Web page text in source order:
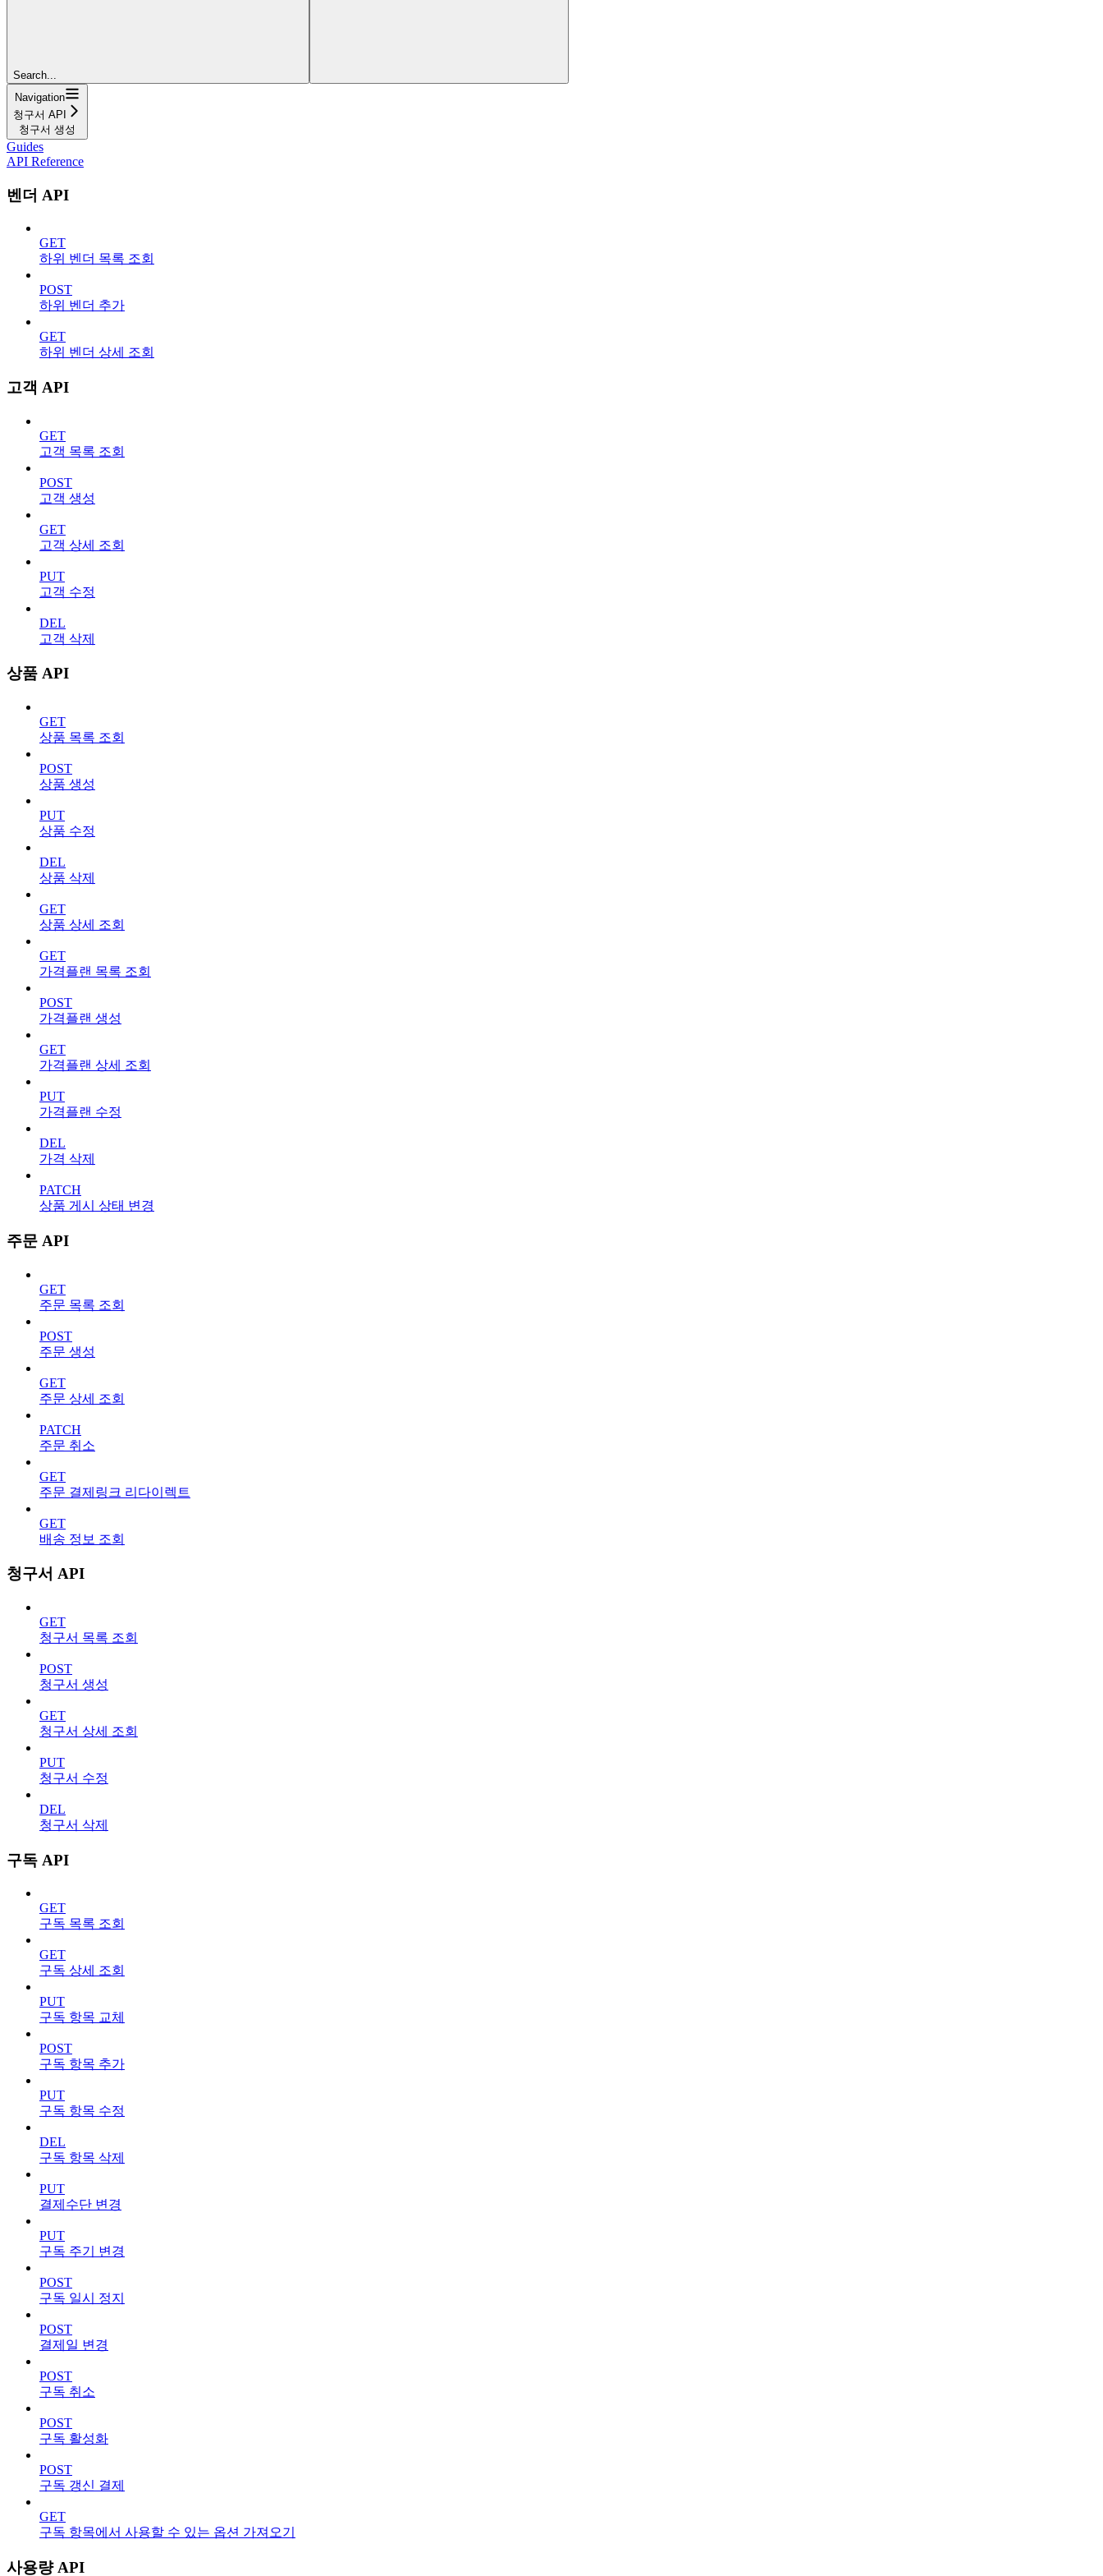
Search...
Navigation
청구서 API
청구서 생성
Guides
API Reference
벤더 API
GET
하위 벤더 목록 조회
POST
하위 벤더 추가
GET
하위 벤더 상세 조회
고객 API
GET
고객 목록 조회
POST
고객 생성
GET
고객 상세 조회
PUT
고객 수정
DEL
고객 삭제
상품 API
GET
상품 목록 조회
POST
상품 생성
PUT
상품 수정
DEL
상품 삭제
GET
상품 상세 조회
GET
가격플랜 목록 조회
POST
가격플랜 생성
GET
가격플랜 상세 조회
PUT
가격플랜 수정
DEL
가격 삭제
PATCH
상품 게시 상태 변경
주문 API
GET
주문 목록 조회
POST
주문 생성
GET
주문 상세 조회
PATCH
주문 취소
GET
주문 결제링크 리다이렉트
GET
배송 정보 조회
청구서 API
GET
청구서 목록 조회
POST
청구서 생성
GET
청구서 상세 조회
PUT
청구서 수정
DEL
청구서 삭제
구독 API
GET
구독 목록 조회
GET
구독 상세 조회
PUT
구독 항목 교체
POST
구독 항목 추가
PUT
구독 항목 수정
DEL
구독 항목 삭제
PUT
결제수단 변경
PUT
구독 주기 변경
POST
구독 일시 정지
POST
결제일 변경
POST
구독 취소
POST
구독 활성화
POST
구독 갱신 결제
GET
구독 항목에서 사용할 수 있는 옵션 가져오기
사용량 API